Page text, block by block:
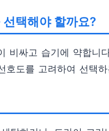
택해야 할까요?
비싸고 습기에 약합
호도를 고려하여 선택